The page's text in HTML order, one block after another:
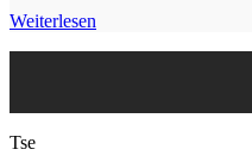
Weiterlesen
Tse